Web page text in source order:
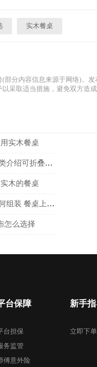
实木餐桌
部分内容信息来源于网络)。
采取适当措施，避免双方造
实木餐桌
餐桌餐椅要怎么选购？对它的分类介绍可折叠餐桌
木的餐桌
实木餐桌椅如何保养我们又该如何组装 餐桌上的大学
怎么选择
台保障
台担保
务监管
傅意外险
新手
立即下单